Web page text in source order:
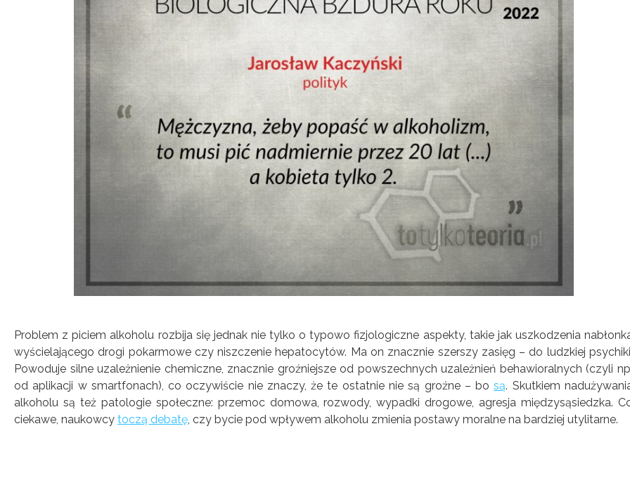
Problem z piciem alkoholu rozbija się jednak nie tylko o typowo fizjologiczne aspekty, takie jak uszkodzenia
wyścielającego drogi pokarmowe czy niszczenie hepatocytów. Ma on znacznie szerszy zasięg – do ludzkiej
Powoduje silne uzależnienie chemiczne, znacznie groźniejsze od powszechnych uzależnień behawioralnych (czyli
od aplikacji w smartfonach), co oczywiście nie znaczy, że te ostatnie nie są groźne – bosą. Skutkiem
alkoholu są też patologie społeczne: przemoc domowa, rozwody, wypadki drogowe, agresja międzysąsiedzka.
ciekawe, naukowcy toczą debatę , czy bycie pod wpływem alkoholu zmienia postawy moralne na bardziej utylitarne.